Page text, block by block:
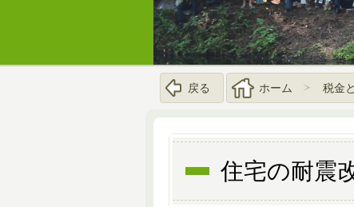
戻る ホーム 税金
住宅の耐震